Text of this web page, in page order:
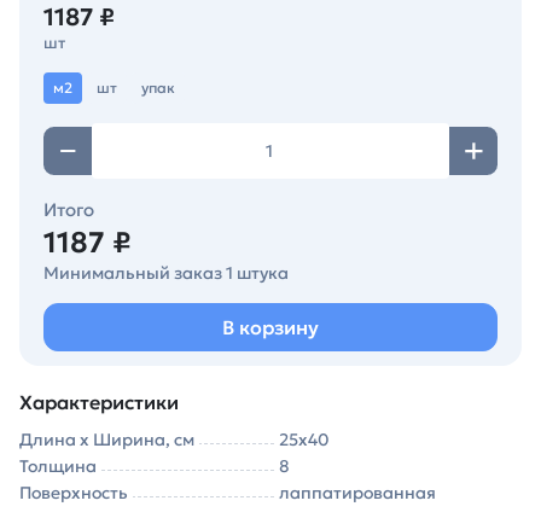
1187 ₽
шт
м2 шт упак
Итого
1187 ₽
Минимальный заказ 1 штука
В корзину
Характеристики
Длина х Ширина, см
25х40
Толщина
8
Поверхность
лаппатированная